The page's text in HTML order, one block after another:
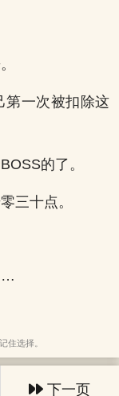
第一次被扣除这
的了。
三十点。
住选择。
下一页